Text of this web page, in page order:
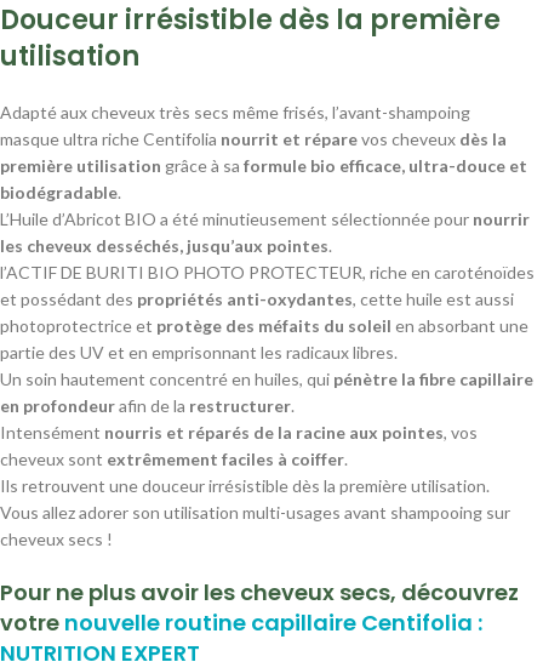
Douceur irrésistible dès la première
utilisation
Adapté aux cheveux très secs même frisés, l’avant-shampoing
masque ultra riche Centifolia nourrit et réparevos cheveux dès la
première utilisation grâce à sa formule bio efficace, ultra-douce et
biodégradable.
L’Huile d’Abricot BIO a été minutieusement sélectionnée pour nourrir
les cheveux desséchés, jusqu’aux pointes.
l’ACTIF DE BURITI BIO PHOTO PROTECTEUR, riche en caroténoïdes
et possédant des propriétés anti-oxydantes, cette huile est aussi
photoprotectrice et protège des méfaits du soleil en absorbant une
partie des UV et en emprisonnant les radicaux libres.
Un soin hautement concentré en huiles, qui pénètre la fibre capillaire
en profondeurafin de la restructurer.
Intensément nourris et réparés de la racine aux pointes, vos
cheveux sont extrêmement faciles à coiffer.
Ils retrouvent une douceur irrésistible dès la première utilisation.
Vous allez adorer son utilisation multi-usages avant shampooing sur
cheveux secs !
Pour ne plus avoir les cheveux secs, découvrez
votre nouvelle routine capillaire Centifolia :
NUTRITION EXPERT